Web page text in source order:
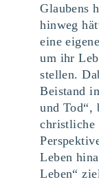
Glaubens
hinweg
eine
um ihr
stellen.
Beistand
und Tod“,
christliche
Leben
Leben“